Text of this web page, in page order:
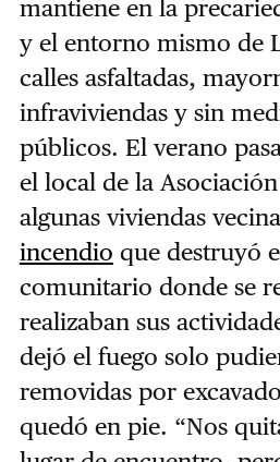
mantiene en la
y el entorno mismo de
calles asfaltadas,
infraviviendas y sin
públicos. El verano
el local de la
algunas viviendas
incendio que destruyó
comunitario donde se
realizaban sus
dejó el fuego solo
removidas por
quedó en pie. “Nos